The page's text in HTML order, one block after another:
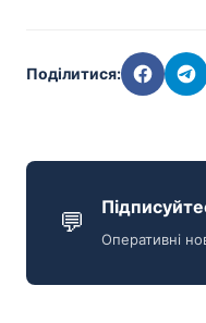
Поділитися:
💬
Оперативні